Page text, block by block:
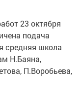
23 октября
подача
средняя школа
Н.Баяна,
П.Воробьева,